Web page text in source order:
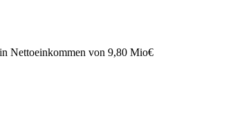
Nettoeinkommen von 9,80 Mio€